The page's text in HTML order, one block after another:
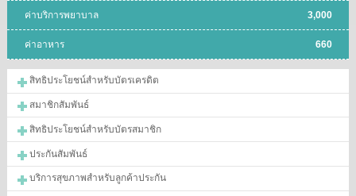
ค่าบริการพยาบาล 3,000
ค่าอาหาร 660
สิทธิประโยชน์สำหรับบัตรเครดิต
สมาชิกสัมพันธ์
สิทธิประโยชน์สำหรับบัตรสมาชิก
ประกันสัมพันธ์
บริการสุขภาพสำหรับลูกค้าประกัน